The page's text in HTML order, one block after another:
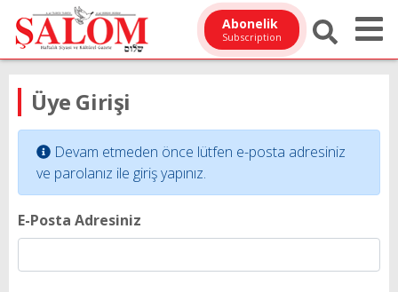
Abonelik
Subscription
Üye Girişi
Devam etmeden önce lütfen e-posta adresiniz
ve parolanız ile giriş yapınız.
E-Posta Adresiniz